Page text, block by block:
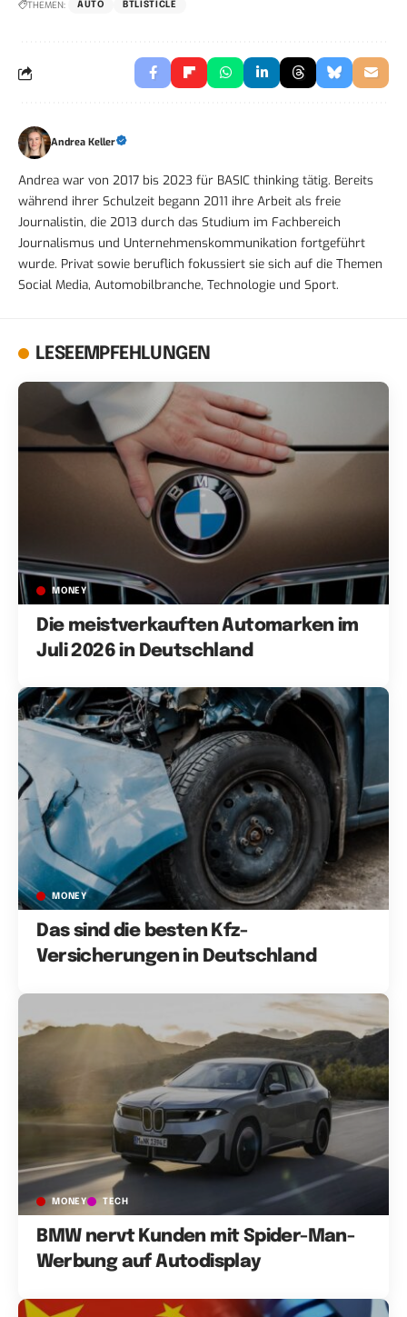
THEMEN: AUTO BTLISTICLE
Andrea Keller
Andrea war von 2017 bis 2023 für BASIC thinking tätig. Bereits
während ihrer Schulzeit begann 2011 ihre Arbeit als freie
Journalistin, die 2013 durch das Studium im Fachbereich
Journalismus und Unternehmenskommunikation fortgeführt
wurde. Privat sowie beruflich fokussiert sie sich auf die Themen
Social Media, Automobilbranche, Technologie und Sport.
LESEEMPFEHLUNGEN
MONEY
Die meistverkauften Automarken im
Juli 2026 in Deutschland
MONEY
Das sind die besten Kfz-
Versicherungen in Deutschland
MONEY TECH
BMW nervt Kunden mit Spider-Man-
Werbung auf Autodisplay